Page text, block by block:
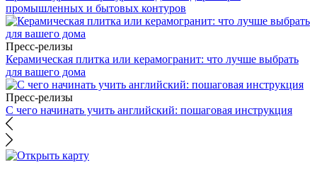
промышленных и бытовых контуров
Пресс-релизы
Керамическая плитка или керамогранит: что лучше выбрать
для вашего дома
Пресс-релизы
С чего начинать учить английский: пошаговая инструкция